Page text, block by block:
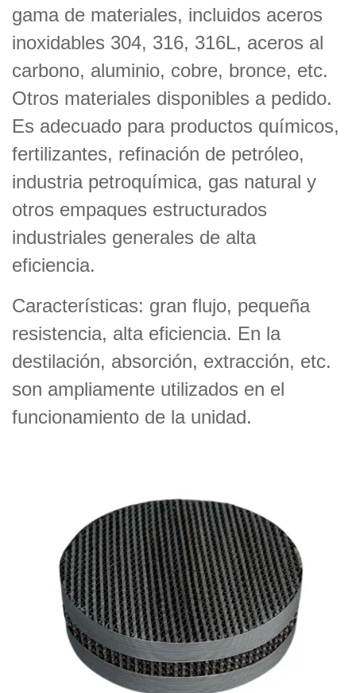
gama de materiales, incluidos aceros
inoxidables 304, 316, 316L, aceros al
carbono, aluminio, cobre, bronce, etc.
Otros materiales disponibles a pedido.
Es adecuado para productos químicos,
fertilizantes, refinación de petróleo,
industria petroquímica, gas natural y
otros empaques estructurados
industriales generales de alta
eficiencia.
Características: gran flujo, pequeña
resistencia, alta eficiencia. En la
destilación, absorción, extracción, etc.
son ampliamente utilizados en el
funcionamiento de la unidad.